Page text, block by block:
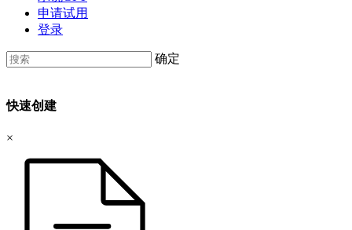
申请试用
登录
确定
快速创建
×